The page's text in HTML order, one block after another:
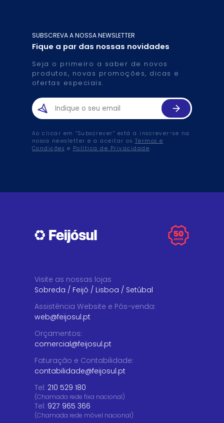
SUBSCREVA A NOSSA NEWSLETTER
Fique a par das nossas novidades
Seja o primeiro a saber de novos
produtos, novas promoções, dicas e
ofertas especiais.
Ao clicar em “Subscrever” está a inscrever-se na
nossa newsletter e a aceitar os Termos e
Condições e Política de Privacidade.
Visite as nossas lojas
Sobreda / Feijó / Lisboa / Setúbal
Assistência Website e Pós-venda:
web@feijosul.pt
Orçamentos:
comercial@feijosul.pt
Faturação e Contabilidade:
contabilidade@feijosul.pt
Tel: 210 529 180
(Chamada rede fixa nacional)
Tel: 927 965 366
(Chamada rede móvel nacional)